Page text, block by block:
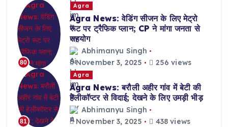
80
Agra
Agra News: वेडिंग सीजन के लिए मेट्रो
रूट पर ट्रैफिक प्लान; CP ने मांगा जनता से
सहयोग
Abhimanyu Singh
November 3, 2025
256 views
81
Agra
Agra News: बरौली अहीर गांव में बेटी की
हेलीकॉप्टर से विदाई; देखने के लिए उमड़ी भीड़
Abhimanyu Singh
November 3, 2025
438 views